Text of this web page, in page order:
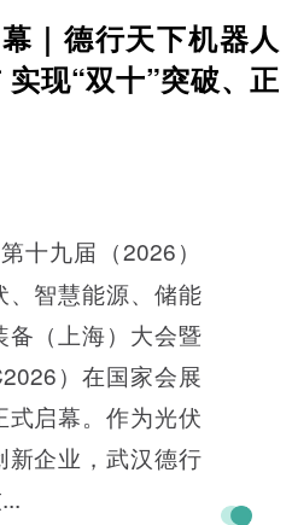
｜德行天下机器人
现“双十”突破、正
十九届（2026）
、智慧能源、储能
备（上海）大会暨
）在国家会展
式启幕。作为光伏
新企业，武汉德行